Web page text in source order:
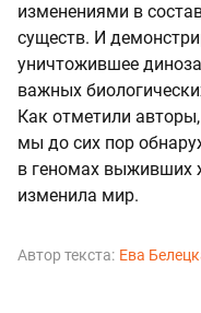
изменениями в
существ. И
уничтожившее
важных
Как отметили
мы до сих пор
в геномах выживших
изменила мир.
Автор текста: Ева